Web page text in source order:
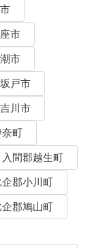
市
市
坂戸市
吉川市
町
入間郡越生町
企郡小川町
企郡鳩山町